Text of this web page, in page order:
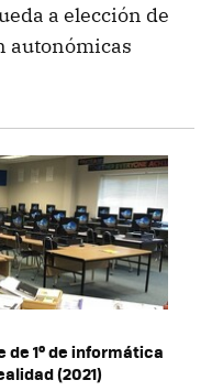
a elección de
autonómicas
de 1º de informática
(2021)